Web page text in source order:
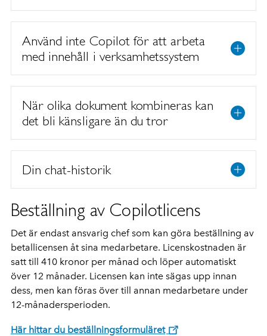
Använd inte Copilot för att arbeta
med innehåll i verksamhetssystem
När olika dokument kombineras kan
det bli känsligare än du tror
Din chat-historik
Beställning av Copilotlicens
Det är endast ansvarig chef som kan göra beställning av
betallicensen åt sina medarbetare. Licenskostnaden är
satt till 410 kronor per månad och löper automatiskt
över 12 månader. Licensen kan inte sägas upp innan
dess, men kan föras över till annan medarbetare under
12-månadersperioden.
Här hittar du beställningsformuläret